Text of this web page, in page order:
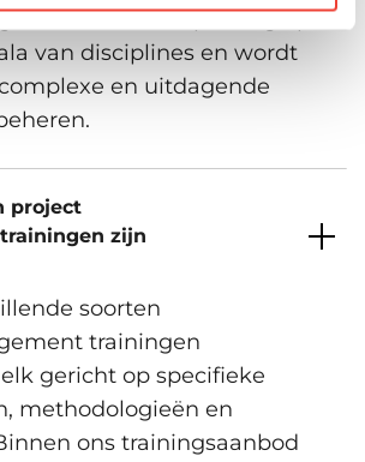
is van toepassing op
van disciplines en wordt
en uitdagende
project
zijn
soorten
trainingen
gericht op specifieke
methodologieën en
ons trainingsaanbod